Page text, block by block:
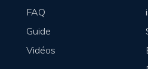
FAQ
Guide
Vidéos